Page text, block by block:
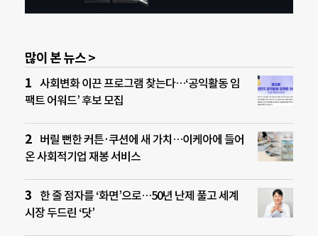
많이 본 뉴스 >
사회변화 이끈 프로그램 찾는다…‘공익활동 임
팩트 어워드’ 후보 모집
버릴 뻔한 커튼·쿠션에 새 가치…이케아에 들어
온 사회적기업 재봉 서비스
한 줄 점자를 ‘화면’으로…50년 난제 풀고 세계
시장 두드린 ‘닷’